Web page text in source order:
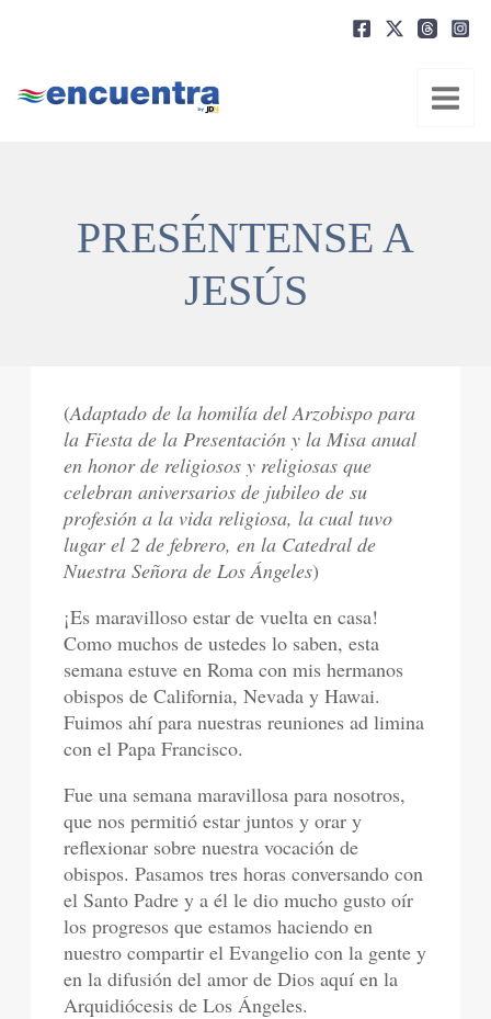
PRESÉNTENSE A
JESÚS
(Adaptado de la homilía del Arzobispo para
la Fiesta de la Presentación y la Misa anual
en honor de religiosos y religiosas que
celebran aniversarios de jubileo de su
profesión a la vida religiosa, la cual tuvo
lugar el 2 de febrero, en la Catedral de
Nuestra Señora de Los Ángeles)
¡Es maravilloso estar de vuelta en casa!
Como muchos de ustedes lo saben, esta
semana estuve en Roma con mis hermanos
obispos de California, Nevada y Hawai.
Fuimos ahí para nuestras reuniones ad limina
con el Papa Francisco.
Fue una semana maravillosa para nosotros,
que nos permitió estar juntos y orar y
reflexionar sobre nuestra vocación de
obispos. Pasamos tres horas conversando con
el Santo Padre y a él le dio mucho gusto oír
los progresos que estamos haciendo en
nuestro compartir el Evangelio con la gente y
en la difusión del amor de Dios aquí en la
Arquidiócesis de Los Ángeles.